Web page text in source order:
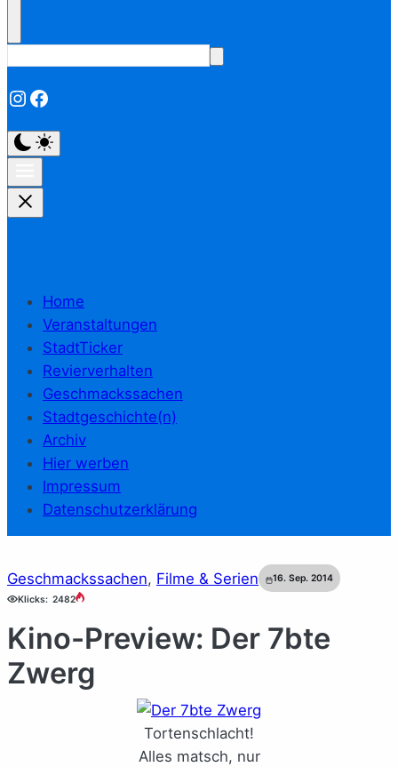
Instagram
Facebook
Home
Veranstaltungen
StadtTicker
Revierverhalten
Geschmackssachen
Stadtgeschichte(n)
Archiv
Hier werben
Impressum
Datenschutzerklärung
Geschmackssachen, Filme & Serien
16. Sep. 2014
Klicks: 2482
Kino-Preview: Der 7bte
Zwerg
Tortenschlacht!
Alles matsch, nur